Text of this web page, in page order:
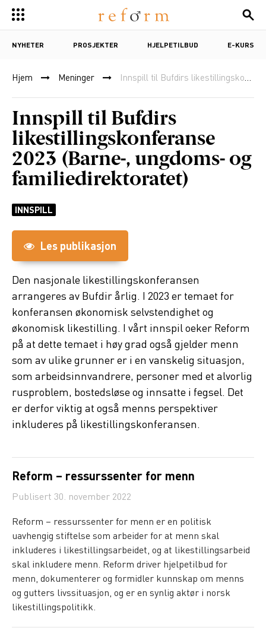
NYHETER PROSJEKTER HJELPETILBUD E-KURS
Hjem Meninger Innspill til Bufdirs likestillingskonferanse 2023 (Barne-, ungdoms- og familiedirektoratet)
Innspill til Bufdirs
likestillingskonferanse
2023 (Barne-, ungdoms- og
familiedirektoratet)
INNSPILL
Les publikasjon
Den nasjonale likestillingskonferansen
arrangeres av Bufdir årlig. I 2023 er temaet for
konferansen økonomisk selvstendighet og
økonomisk likestilling. I vårt innspil oeker Reform
på at dette temaet i høy grad også gjelder menn
som av ulike grunner er i en vanskelig situasjon,
som arbeidsinnvandrere, personer med et alvorlig
rusproblem, bostedsløse og innsatte i fegsel. Det
er derfor viktig at også menns perspektiver
inkluderes på likestillingskonferansen.
Reform – ressurssenter for menn
Publisert 30. november 2022
Reform – ressurssenter for menn er en politisk
uavhengig stiftelse som arbeider for at menn skal
inkluderes i likestillingsarbeidet, og at likestillingsarbeid
skal inkludere menn. Reform driver hjelpetilbud for
menn, dokumenterer og formidler kunnskap om menns
og gutters livssituasjon, og er en synlig aktør i norsk
likestillingspolitikk.